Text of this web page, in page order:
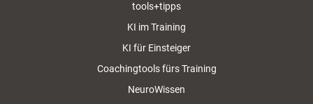
tools+tipps
KI im Training
KI für Einsteiger
Coachingtools fürs Training
NeuroWissen